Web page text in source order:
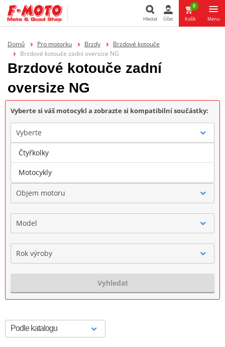
Hledat Účet
0
Košík Menu
Domů Pro motorku Brzdy
Brzdové kotouče
Brzdové kotouče zadní oversize NG
Brzdové kotouče zadní
oversize NG
Vyberte si váš motocykl a zobrazte si kompatibilní součástky:
Vyberte
Značka
Objem motoru
Model
Rok výroby
Vyhledat
Čtyřkolky
Motocykly